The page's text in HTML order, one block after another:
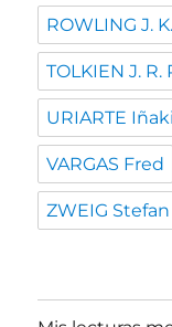
ROWLING J. K.
TOLKIEN J. R.
URIARTE Iñaki
VARGAS Fred
ZWEIG Stefan